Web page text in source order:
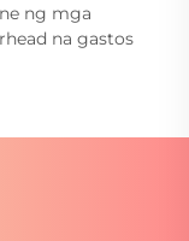
ng mga
na gastos